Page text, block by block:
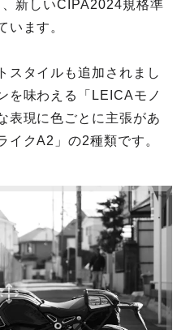
新しいCIPA2024規格準
います。
スタイルも追加されまし
を味わえる「LEICAモノ
表現に色ごとに主張があ
イクA2」の2種類です。